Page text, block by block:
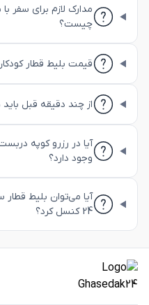
مدارک لازم برای سفر
چیست؟
قیمت بلیط قطار
از چند دقیقه قبل
آیا در رزرو کوپه
وجود دارد؟
آیا می‌توان بلیط
24 کنسل کرد؟